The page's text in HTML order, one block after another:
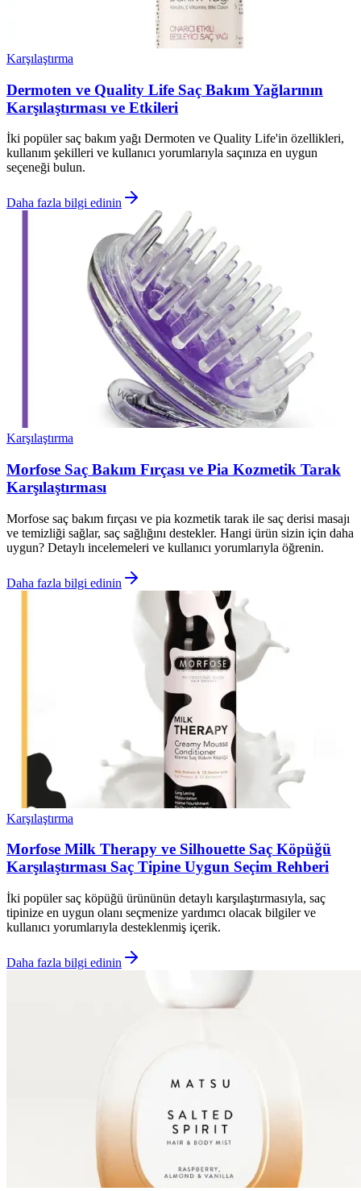
Karşılaştırma
Dermoten ve Quality Life Saç Bakım Yağlarının
Karşılaştırması ve Etkileri
İki popüler saç bakım yağı Dermoten ve Quality Life'in özellikleri,
kullanım şekilleri ve kullanıcı yorumlarıyla saçınıza en uygun
seçeneği bulun.
Daha fazla bilgi edinin
Karşılaştırma
Morfose Saç Bakım Fırçası ve Pia Kozmetik Tarak
Karşılaştırması
Morfose saç bakım fırçası ve pia kozmetik tarak ile saç derisi masajı
ve temizliği sağlar, saç sağlığını destekler. Hangi ürün sizin için daha
uygun? Detaylı incelemeleri ve kullanıcı yorumlarıyla öğrenin.
Daha fazla bilgi edinin
Karşılaştırma
Morfose Milk Therapy ve Silhouette Saç Köpüğü
Karşılaştırması Saç Tipine Uygun Seçim Rehberi
İki popüler saç köpüğü ürününün detaylı karşılaştırmasıyla, saç
tipinize en uygun olanı seçmenize yardımcı olacak bilgiler ve
kullanıcı yorumlarıyla desteklenmiş içerik.
Daha fazla bilgi edinin